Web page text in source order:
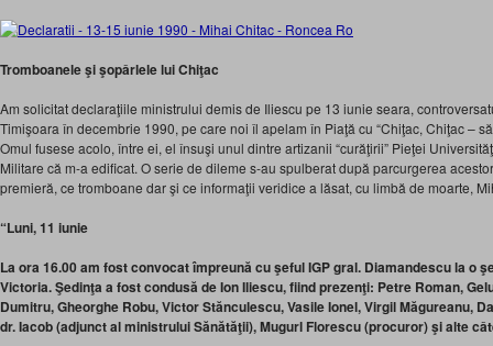
Tromboanele şi şopârlele lui Chiţac
Am solicitat declaraţiile ministrului demis de Iliescu pe 13 iunie seara,
Timişoara în decembrie 1990, pe care noi îl apelam în Piaţă cu “Chiţac, Chiţac –
Omul fusese acolo, între ei, el însuşi unul dintre artizanii “curăţirii” Pieţei
Militare că m-a edificat. O serie de dileme s-au spulberat după parcurgerea
premieră, ce tromboane dar şi ce informaţii veridice a lăsat, cu limbă de moarte,
“Luni, 11 iunie
La ora 16.00 am fost convocat împreună cu şeful IGP gral. Diamandescu la o
Victoria. Şedinţa a fost condusă de Ion Iliescu, fiind prezenţi: Petre Roman,
Dumitru, Gheorghe Robu, Victor Stănculescu, Vasile Ionel, Virgil Măgureanu,
dr. Iacob (adjunct al ministrului Sănătăţii), Mugurl Florescu (procuror) şi alte